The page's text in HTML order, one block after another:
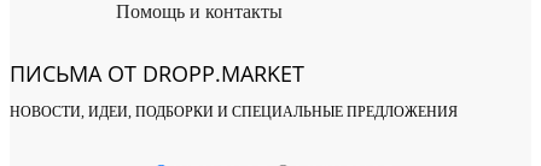
Помощь и контакты
ПИСЬМА ОТ DROPP.MARKET
НОВОСТИ, ИДЕИ, ПОДБОРКИ И СПЕЦИАЛЬНЫЕ ПРЕДЛОЖЕНИЯ